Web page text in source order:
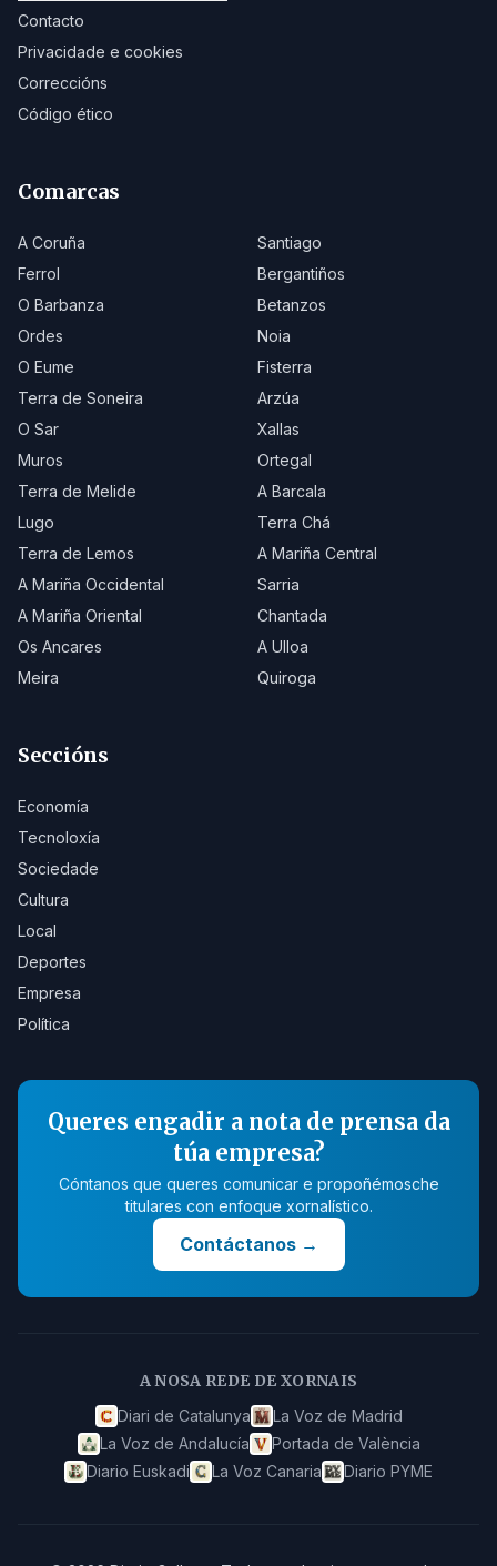
Contacto
Privacidade e cookies
Correccións
Código ético
Comarcas
A Coruña
Santiago
Ferrol
Bergantiños
O Barbanza
Betanzos
Ordes
Noia
O Eume
Fisterra
Terra de Soneira
Arzúa
O Sar
Xallas
Muros
Ortegal
Terra de Melide
A Barcala
Lugo
Terra Chá
Terra de Lemos
A Mariña Central
A Mariña Occidental
Sarria
A Mariña Oriental
Chantada
Os Ancares
A Ulloa
Meira
Quiroga
Seccións
Economía
Tecnoloxía
Sociedade
Cultura
Local
Deportes
Empresa
Política
Queres engadir a nota de prensa da
túa empresa?
Cóntanos que queres comunicar e propoñémosche
titulares con enfoque xornalístico.
Contáctanos→
A NOSA REDE DE XORNAIS
Diari de Catalunya
La Voz de Madrid
La Voz de Andalucía
Portada de València
Diario Euskadi
La Voz Canaria Diario PYME